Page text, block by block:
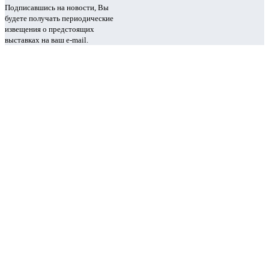
Подписавшись на новости, Вы
будете получать периодические
извещения о предстоящих
выставках на ваш e-mail.